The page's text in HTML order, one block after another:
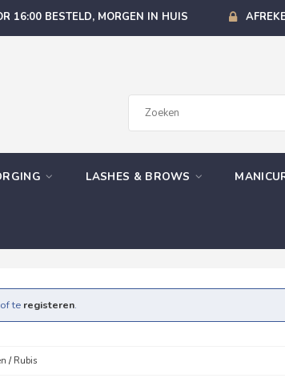
16:00 BESTELD, MORGEN IN HUIS
LASHES & BROWS
of te registeren.
/ Rubis